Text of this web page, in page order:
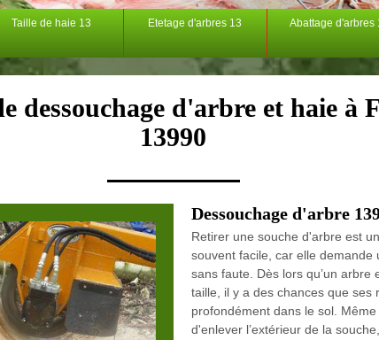
Taille de haie 13 Etetage d'arbres 13 Abattage d'arbres
dessouchage d'arbre et haie à
13990
Dessouchage d'arbre
Retirer une souche d'arbre est
souvent facile, car elle demande
sans faute. Dès lors qu’un arbre
taille, il y a des chances que ses
profondément dans le sol. Même
d'enlever l’extérieur de la